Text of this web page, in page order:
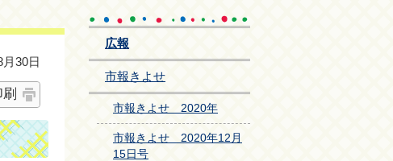
30日
広報
市報きよせ
市報きよせ 2020年
市報きよせ 2020年12月
15日号